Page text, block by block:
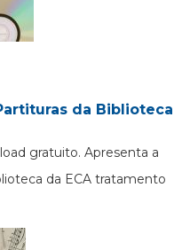
da Biblioteca
gratuito. Apresenta a
da ECA tratamento